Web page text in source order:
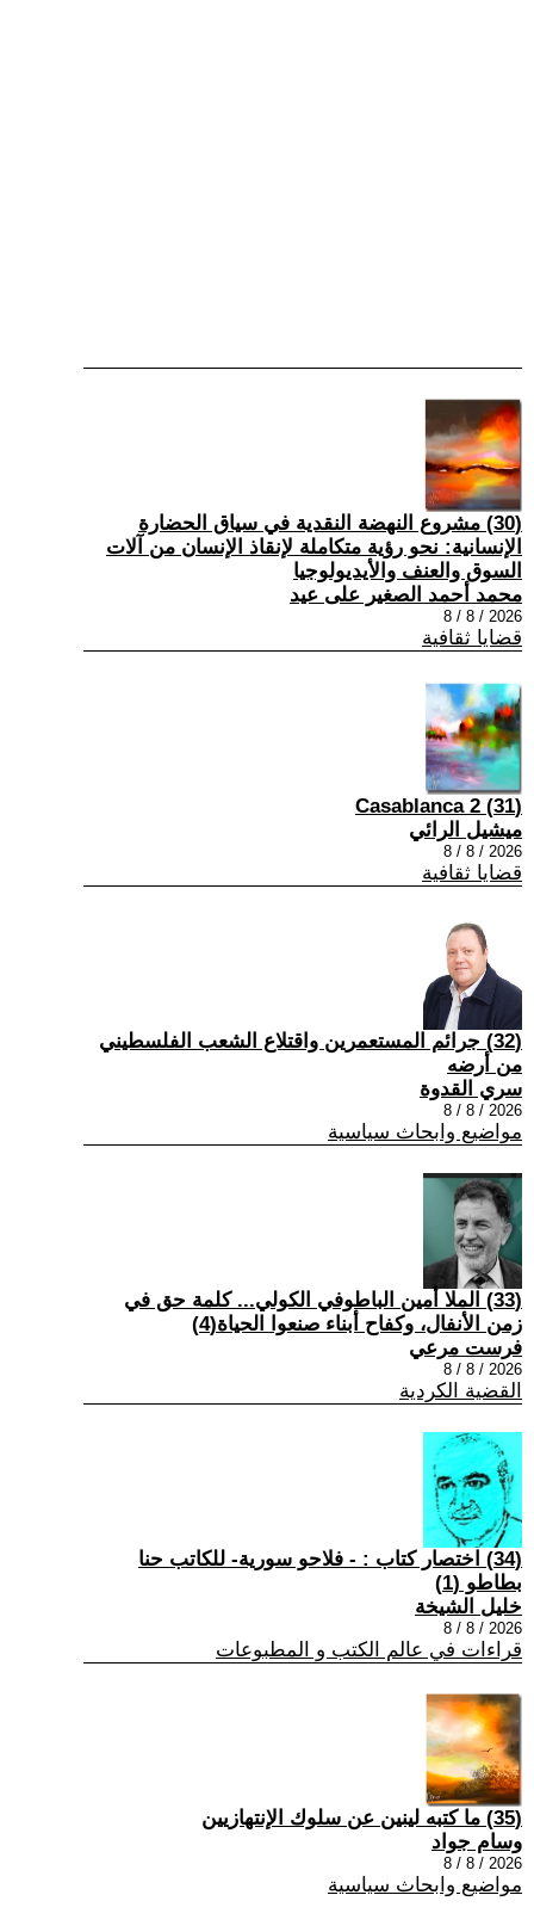
(30) مشروع النهضة النقدية في سياق الحضارة
الإنسانية: نحو رؤية متكاملة لإنقاذ الإنسان من آلات
السوق والعنف والأيديولوجيا
محمد أحمد الصغير على عيد
2026 / 8 / 8
قضايا ثقافية
(31) Casablanca 2
ميشيل الرائي
2026 / 8 / 8
قضايا ثقافية
(32) جرائم المستعمرين واقتلاع الشعب الفلسطيني
من أرضه
سري القدوة
2026 / 8 / 8
مواضيع وابحاث سياسية
(33) الملا أمين الباطوفي الكولي... كلمة حق في
زمن الأنفال، وكفاح أبناء صنعوا الحياة(4)
فرست مرعي
2026 / 8 / 8
القضية الكردية
(34) اختصار كتاب : - فلاحو سورية- للكاتب حنا
بطاطو (1)
خليل الشيخة
2026 / 8 / 8
قراءات في عالم الكتب و المطبوعات
(35) ما كتبه لينين عن سلوك الإنتهازيين
وسام جواد
2026 / 8 / 8
مواضيع وابحاث سياسية